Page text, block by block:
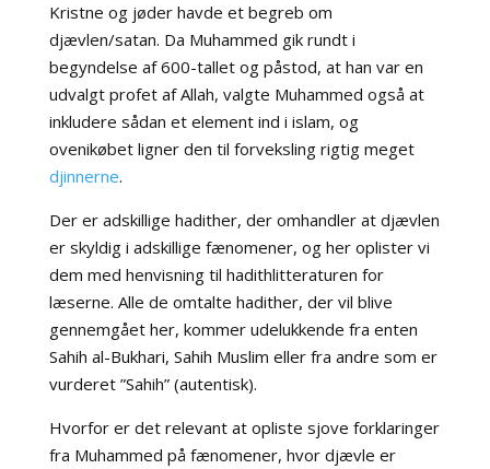
Kristne og jøder havde et begreb om
djævlen/satan. Da Muhammed gik rundt i
begyndelse af 600-tallet og påstod, at han var en
udvalgt profet af Allah, valgte Muhammed også at
inkludere sådan et element ind i islam, og
ovenikøbet ligner den til forveksling rigtig meget
djinnerne.
Der er adskillige hadither, der omhandler at djævlen
er skyldig i adskillige fænomener, og her oplister vi
dem med henvisning til hadithlitteraturen for
læserne. Alle de omtalte hadither, der vil blive
gennemgået her, kommer udelukkende fra enten
Sahih al-Bukhari, Sahih Muslim eller fra andre som er
vurderet ”Sahih” (autentisk).
Hvorfor er det relevant at opliste sjove forklaringer
fra Muhammed på fænomener, hvor djævle er